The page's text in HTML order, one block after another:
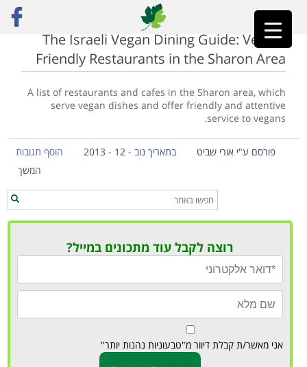
ראשי»
sharon
The Israeli Vegan Dining Guide: Vegan-
Friendly Restaurants in the Sharon Area
A list of restaurants and cafes in the Sharon area, which
serve vegan dishes and offer friendly and attentive
service to vegans.
פורסם ע"י אורי שביט בתאריך נוב - 12 - 2013
הוסף תגובות
המשך
רוצה לקבל עוד מתכונים במייל?
אני מאשר/ת קבלת דיוור מ"טבעוניות נהנות יותר"